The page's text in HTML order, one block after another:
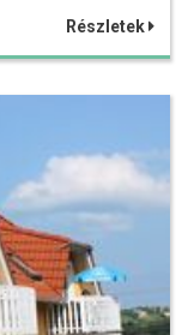
Részletek